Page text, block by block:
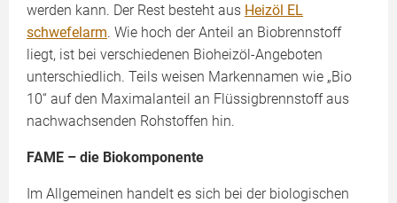
werden kann. Der Rest besteht aus Heizöl EL
schwefelarm. Wie hoch der Anteil an Biobrennstoff
liegt, ist bei verschiedenen Bioheizöl-Angeboten
unterschiedlich. Teils weisen Markennamen wie „Bio
10“ auf den Maximalanteil an Flüssigbrennstoff aus
nachwachsenden Rohstoffen hin.
FAME – die Biokomponente
Im Allgemeinen handelt es sich bei der biologischen